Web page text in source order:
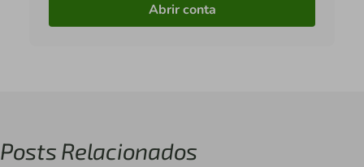
Abrir conta
Posts Relacionados